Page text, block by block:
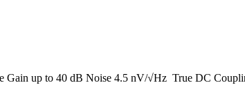
Gain up to 40 dB Noise 4.5 nV/√Hz True DC